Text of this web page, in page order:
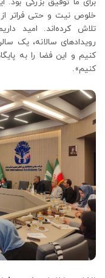
خلوص نیت و حتی فراتر از
تلاش کرده‌اند. امید
رویدادهای سالانه، یک
کنیم و این فضا را به
کنیم».